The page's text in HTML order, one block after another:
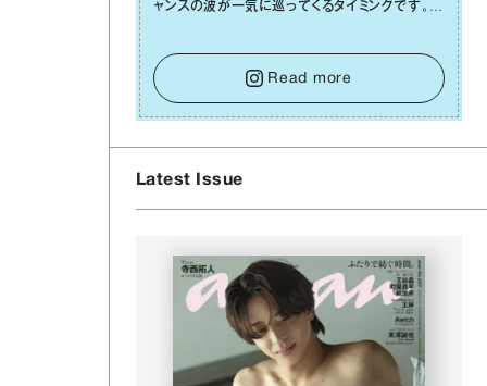
ャンスの波が⼀気に巡ってくるタイミングです。周
せずに笑顔で受け取りましょう。みんなと⼀緒に
幸せになっていくイメージを持って⼀歩を踏み出
して。⼀⼈⼀⼈の良いところが混ざり合い、ハッピ
ーな未来が形作られていきます。
Read more
Latest Issue